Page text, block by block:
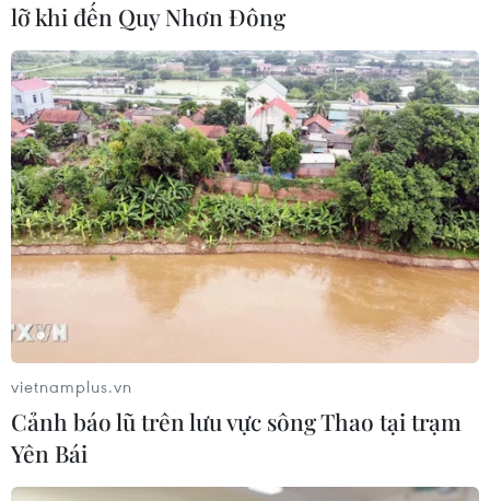
lỡ khi đến Quy Nhơn Đông
vietnamplus.vn
Cảnh báo lũ trên lưu vực sông Thao tại trạm
Yên Bái